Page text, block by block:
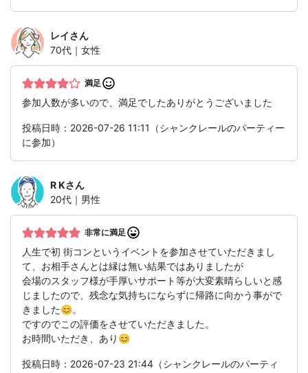
レイさん
70代｜女性
満足
参加人数が多いので、満足でしたありがとうございました
投稿日時：2026-07-26 11:11（シャンクレールのパーティー
に参加）
R Kさん
20代｜男性
非常に満足
人生で初 街コンというイベントを参加させていただきまし
て、お相手さんとは縁は無い結果ではありましたが
会場のスタッフ様が手厚いサポート等が大変素晴らしいと感
じましたので、残念な気持ちにならずに帰路に向かう事がで
きました😊。
ですのでこの評価をさせていただきました。
お時間いただき、あり😊
投稿日時：2026-07-23 21:44（シャンクレールのパーティ